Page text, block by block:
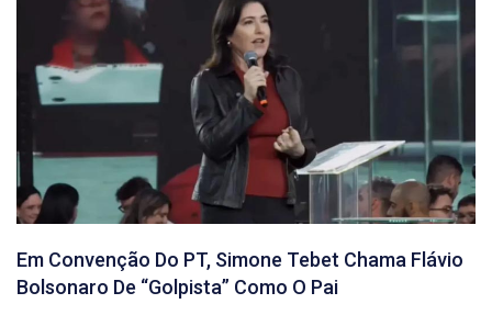
Em Convenção Do PT, Simone Tebet Chama Flávio
Bolsonaro De “golpista” Como O Pai